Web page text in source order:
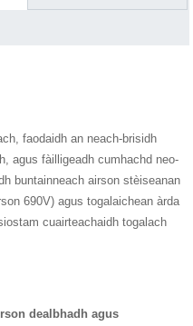
faodaidh an neach-brisidh
agus fàilligeadh cumhachd neo-
buntainneach airson stèiseanan
690V) agus togalaichean àrda
cuairteachaidh togalach
dealbhadh agus